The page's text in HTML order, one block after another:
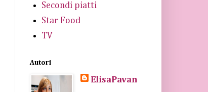
Secondi piatti
Star Food
TV
Autori
ElisaPavan